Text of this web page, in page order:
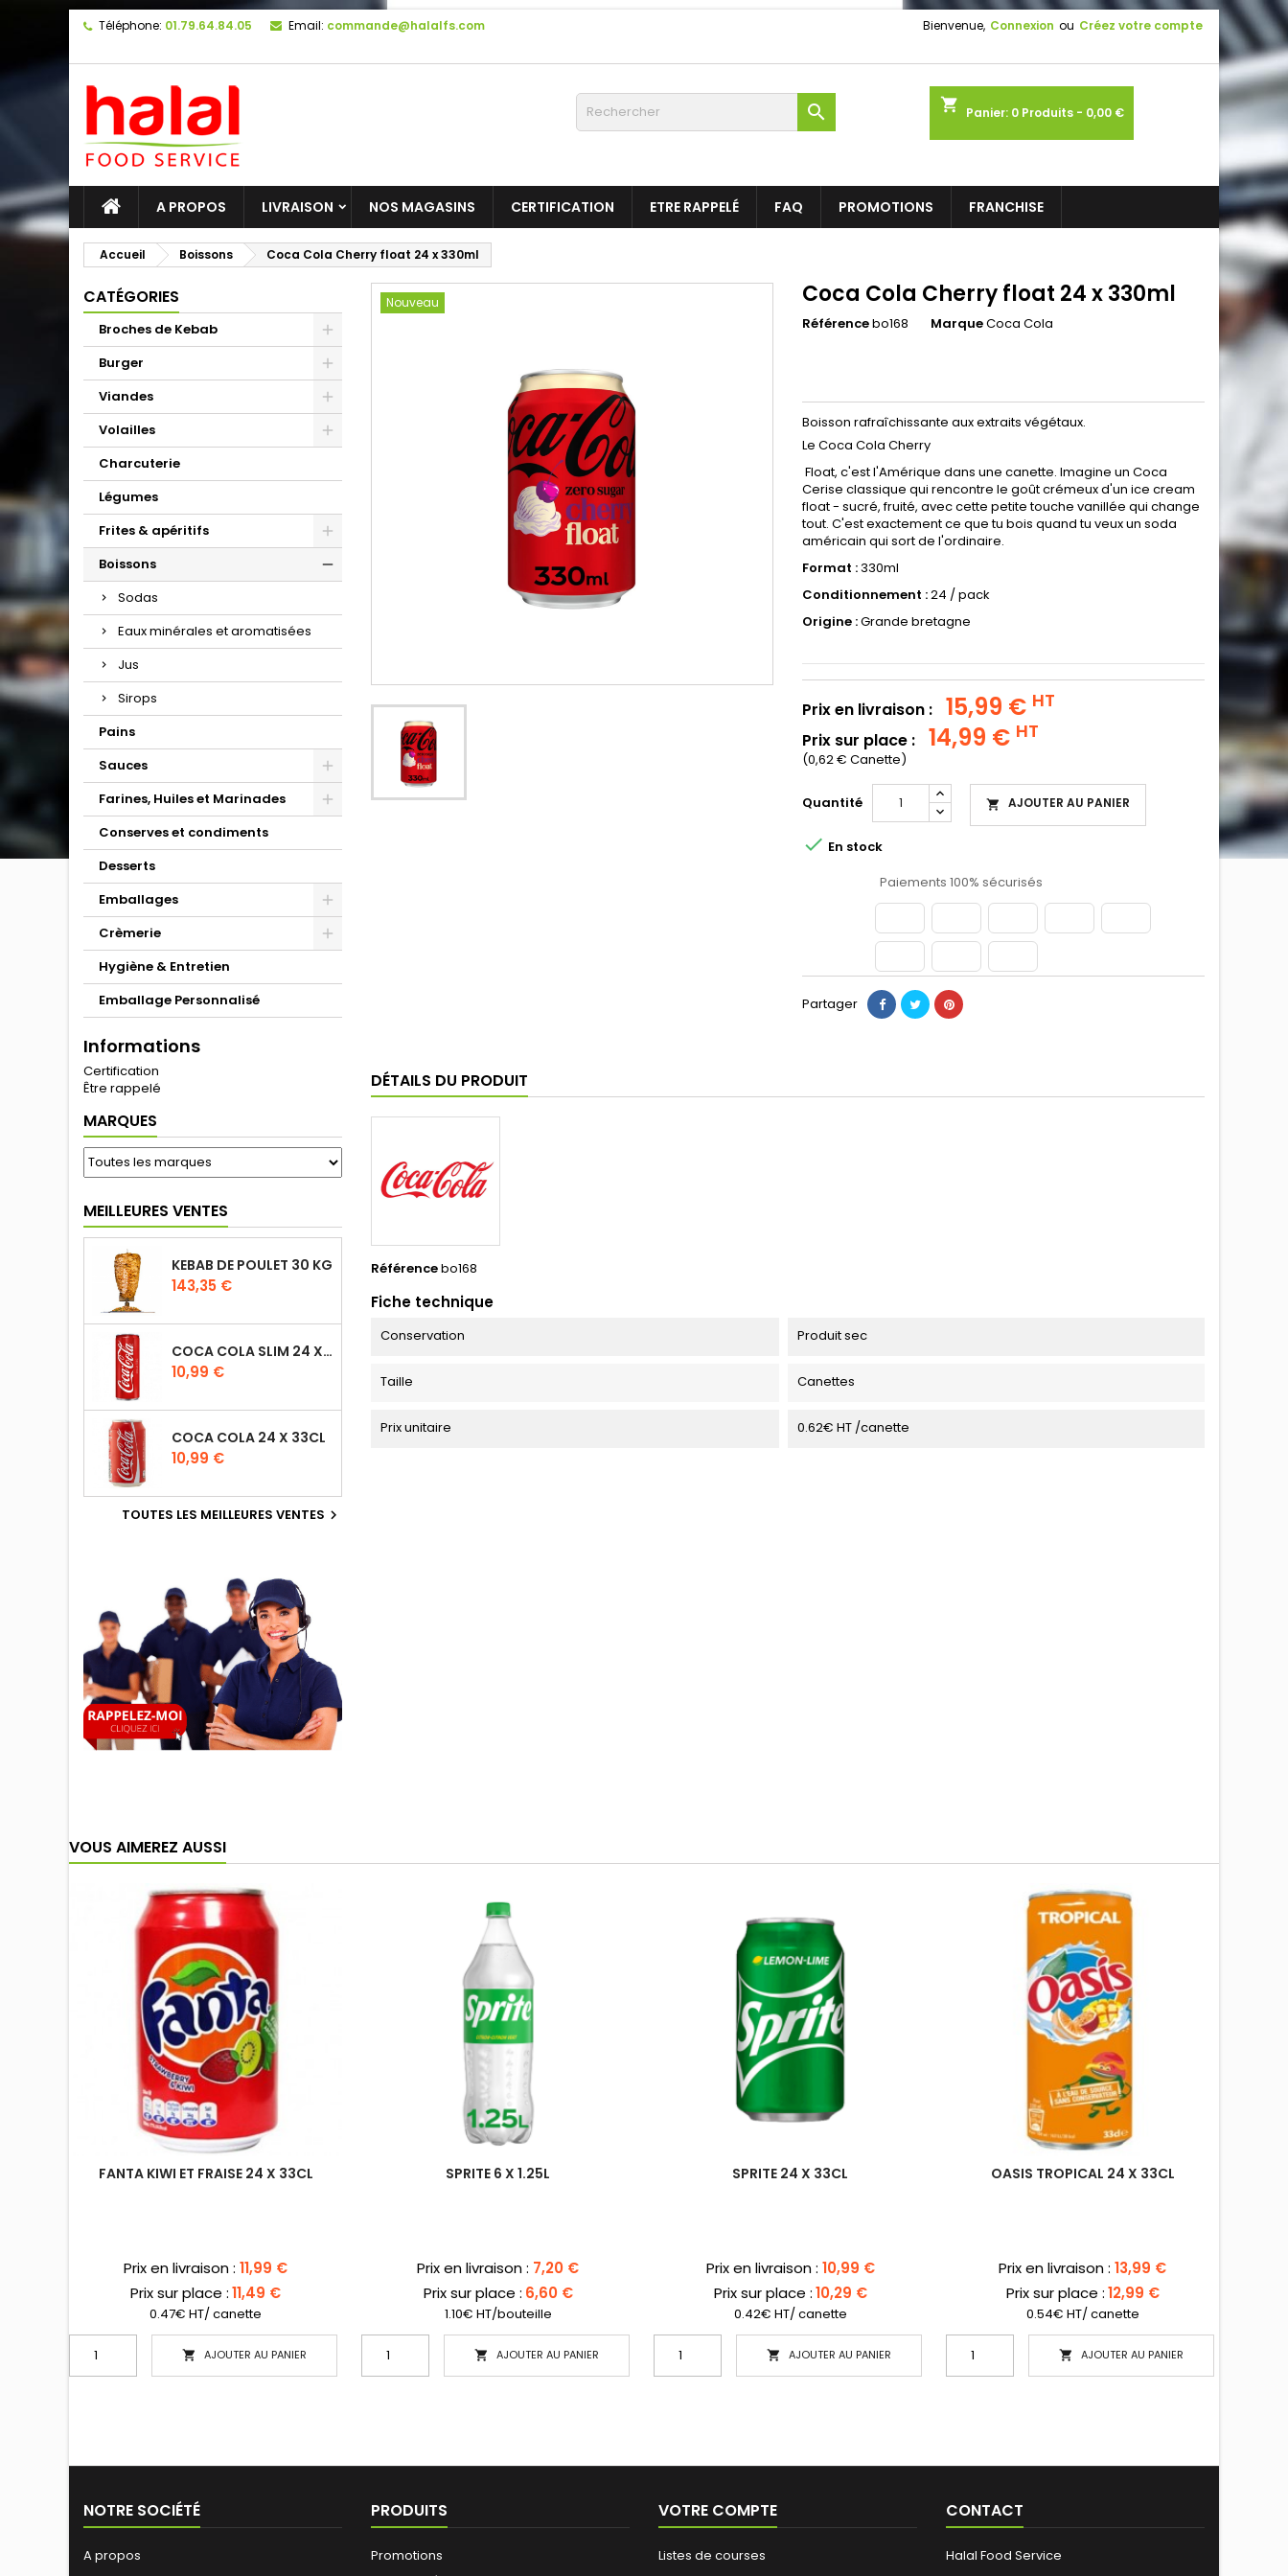
Téléphone: 01.79.64.84.05 Email: commande@halalfs.com Bienvenue, Connexion ou Créez votre compte
shopping_cart Panier: 0 Produits - 0,00 €

A PROPOS LIVRAISON NOS MAGASINS CERTIFICATION ETRE RAPPELÉ FAQ PROMOTIONS FRANCHISE
Accueil Boissons Coca Cola Cherry float 24 x 330ml
CATÉGORIES
Broches de Kebab
Burger
Viandes
Volailles
Charcuterie
Légumes
Frites & apéritifs
Boissons
Sodas
Eaux minérales et aromatisées
Jus
Sirops
Pains
Sauces
Farines, Huiles et Marinades
Conserves et condiments
Desserts
Emballages
Crèmerie
Hygiène & Entretien
Emballage Personnalisé
Informations
Certification
Être rappelé
MARQUES
MEILLEURES VENTES
KEBAB DE POULET 30 KG
143,35 €
COCA COLA SLIM 24 X 33CL
10,99 €
COCA COLA 24 X 33CL
10,99 €
TOUTES LES MEILLEURES VENTES 
Nouveau Coca Cola Cherry float 24 x 330ml
Référencebo168 MarqueCoca Cola
Boisson rafraîchissante aux extraits végétaux.
Le Coca Cola Cherry
Float, c'est l'Amérique dans une canette. Imagine un Coca
Cerise classique qui rencontre le goût crémeux d'un ice cream
float - sucré, fruité, avec cette petite touche vanillée qui change
tout. C'est exactement ce que tu bois quand tu veux un soda
américain qui sort de l'ordinaire.
Format :330ml
Conditionnement :24 / pack
Origine :Grande bretagne
Prix en livraison : 15,99 € HT
Prix sur place : 14,99 € HT
(0,62 € Canette)
Quantité  AJOUTER AU PANIER
 En stock
Paiements 100% sécurisés
Partager
DÉTAILS DU PRODUIT
Référencebo168
Fiche technique
Conservation Produit sec
Taille Canettes
Prix unitaire 0.62€ HT /canette
VOUS AIMEREZ AUSSI
FANTA KIWI ET FRAISE 24 X 33CL
Prix
Prix en livraison : 11,99 €
Prix sur place :11,49 €
0.47€ HT/ canette
 AJOUTER AU PANIER
SPRITE 6 X 1.25L
Prix
Prix en livraison : 7,20 €
Prix sur place : 6,60 €
1.10€ HT/bouteille
 AJOUTER AU PANIER
SPRITE 24 X 33CL
Prix
Prix en livraison : 10,99 €
Prix sur place :10,29 €
0.42€ HT/ canette
 AJOUTER AU PANIER
OASIS TROPICAL 24 X 33CL
Prix
Prix en livraison : 13,99 €
Prix sur place :12,99 €
0.54€ HT/ canette
 AJOUTER AU PANIER
NOTRE SOCIÉTÉ
A propos
PRODUITS
Promotions
VOTRE COMPTE
Listes de courses
CONTACT
Halal Food Service